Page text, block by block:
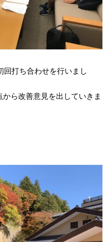
打ち合わせを行いまし
ら改善意見を出していきま